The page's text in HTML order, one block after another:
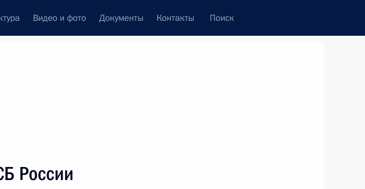
Видео и фото Документы Контакты Поиск
России